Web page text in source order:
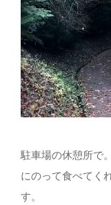
駐車場の休憩所で
にのって食べてく
す。